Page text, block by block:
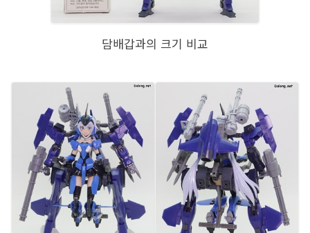
담배갑과의 크기 비교